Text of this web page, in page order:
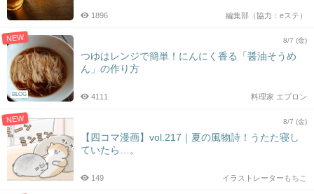
編集部（協力：eステ）
1896
NEW
BLOG
8/7 (金)
つゆはレンジで簡単！にんにく香る「醤油そうめ
ん」の作り方
料理家 エプロン
4111
NEW 8/7 (金)
【四コマ漫画】vol.217｜夏の風物詩！うたた寝し
ていたら…。
イラストレーターもちこ
149